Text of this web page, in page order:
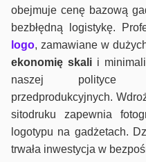
obejmuje cenę bazową
bezbłędną logistykę.
logo, zamawiane w
ekonomię skalii
naszej polityce
przedprodukcyjnych.
sitodruku zapewnia
logotypu na gadżetach.
trwała inwestycja w